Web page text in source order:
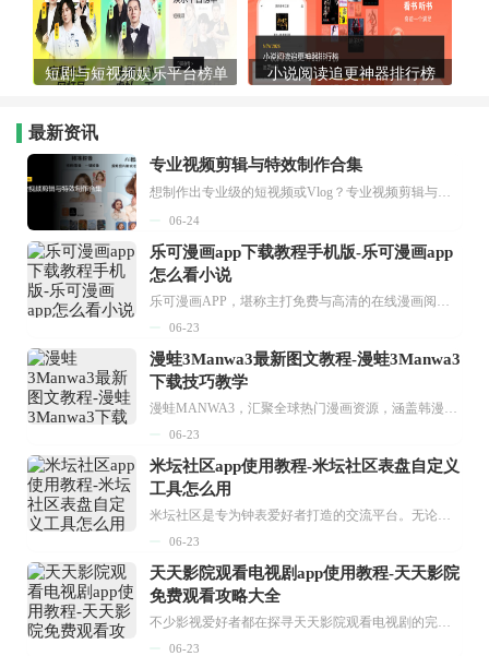
短剧与短视频娱乐平台榜单 小说阅读追更神器排行榜
最新资讯
专业视频剪辑与特效制作合集
想制作出专业级的短视频或Vlog？专业视频剪辑与特效制作大全专题为你提供了从剪辑、抠像到特效包装的全套解决方案。无论是添加炫酷的片头、进行精准的视频抠图，还是制...
06-24
乐可漫画app下载教程手机版-乐可漫画app
怎么看小说
乐可漫画APP，堪称主打免费与高清的在线漫画阅读神器。其官方版提供海量完整版漫画资源，无论是国内漫画，还是日漫、韩漫、台漫、美漫等国外漫画，应有尽有，随时供你阅读。只需轻点一下，便能直接进入阅读界面。不仅如此，乐可漫画最新版本更新速度极快，在这里，你总能抢先看到全网一手漫画章节内容！...
06-23
漫蛙3Manwa3最新图文教程-漫蛙3Manwa3
下载技巧教学
漫蛙MANWA3，汇聚全球热门漫画资源，涵盖韩漫、欧美漫画、国漫等多种类型，题材丰富多样，全方位满足用户阅读喜好。它不仅是阅读平台，更是创作平台，为广大用户打造零门槛创作环境。...
06-23
米坛社区app使用教程-米坛社区表盘自定义
工具怎么用
米坛社区是专为钟表爱好者打造的交流平台。无论你是初涉钟表领域的普通爱好者，还是拥有多年收藏经验的资深玩家，都能在此找到属于自己的天地。 无需注册，就能轻松参与其中。通过专业的讨论论坛与丰富的交互功能，你可与世界各地的钟表爱好者畅快交流。若你钟情于钟表，米坛社区无疑是值得一试的理想之选。在这里，你能获取最新的手表资讯，交流见解，提升鉴赏品味，让每一块手表都成为收藏故事中重要的一部分。感兴趣的朋友，不要错过下载机会。...
06-23
天天影院观看电视剧app使用教程-天天影院
免费观看攻略大全
不少影视爱好者都在探寻天天影院观看电视剧的完整方法，结合最新平台使用规则，本篇新手入门攻略全面讲解观看渠道、检索流程、播放设置以及画面模式调整等实用内容。全文适配手机、电脑等主流设备，步骤简洁易懂，无论是初次使用的新手，还是想要优化观影体验的用户，都能参照内容快速上手，熟练掌握平台各项操作技巧，轻松畅享影视内容。...
06-23